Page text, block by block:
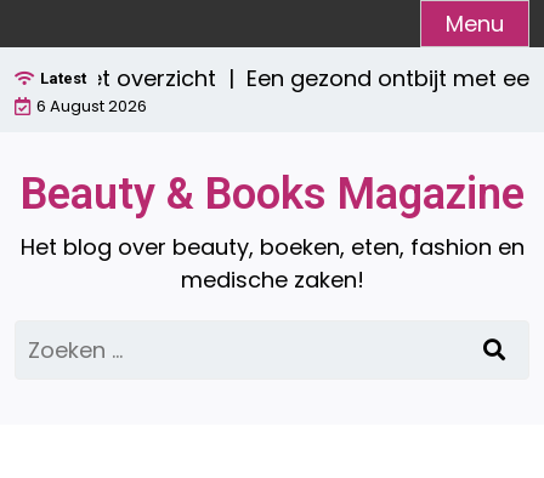
naar
de
inhoud
Menu
Latest overzicht |Een gezond ontbijt met
6 August 2026
Beauty & Books Magazine
Het blog over beauty, boeken, eten, fashion en
medische zaken!
Zoeken
naar: